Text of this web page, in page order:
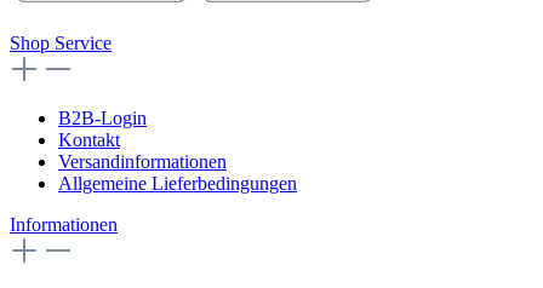
Shop Service
B2B-Login
Kontakt
Versandinformationen
Allgemeine Lieferbedingungen
Informationen